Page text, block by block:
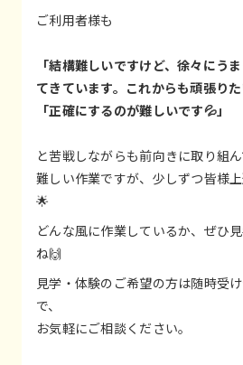
ご利用者様も
「結構難しいですけど、徐々にう
てきています。これからも頑張りた
「正確にするのが難しいです💦」
と苦戦しながらも前向きに取り組ん
難しい作業ですが、少しずつ皆様
🌟
どんな風に作業しているか、ぜひ
ね🙌
見学・体験のご希望の方は随時受
で、
お気軽にご相談ください。